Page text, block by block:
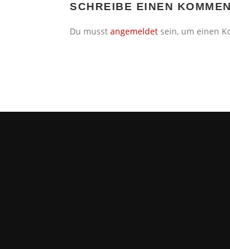
SCHREIBE EINEN
Du musst angemeldet sein, um einen